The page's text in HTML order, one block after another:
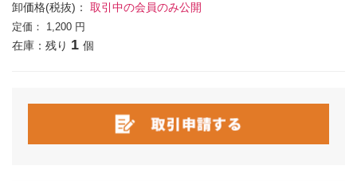
卸価格(税抜)： 取引中の会員のみ公開
定価： 1,200 円
在庫：残り 1 個